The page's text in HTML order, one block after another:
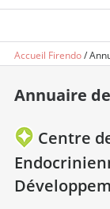
Accueil Firendo/
Annuaire
Centre